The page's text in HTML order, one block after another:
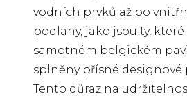
vodních prvků až po
podlahy, jako jsou ty,
samotném belgickém
splněny přísné designové
Tento důraz na